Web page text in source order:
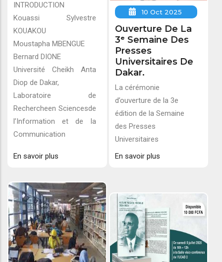
INTRODUCTION
Kouassi Sylvestre
KOUAKOU
Moustapha MBENGUE
Bernard DIONE
Université Cheikh Anta
Diop de Dakar,
Laboratoire de
Rechercheen Sciencesde
l’Information et de la
Communication
En savoir plus
10 Oct 2025
Ouverture De La
3ᵉ Semaine Des
Presses
Universitaires De
Dakar.
La cérémonie
d’ouverture de la 3e
édition de la Semaine
des Presses
Universitaires
En savoir plus